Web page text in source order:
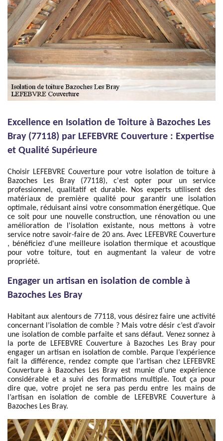
Excellence en Isolation de Toiture à Bazoches Les
Bray (77118) par LEFEBVRE Couverture : Expertise
et Qualité Supérieure
Choisir LEFEBVRE Couverture pour votre isolation de toiture à
Bazoches Les Bray (77118), c'est opter pour un service
professionnel, qualitatif et durable. Nos experts utilisent des
matériaux de première qualité pour garantir une isolation
optimale, réduisant ainsi votre consommation énergétique. Que
ce soit pour une nouvelle construction, une rénovation ou une
amélioration de l'isolation existante, nous mettons à votre
service notre savoir-faire de 20 ans. Avec LEFEBVRE Couverture
, bénéficiez d'une meilleure isolation thermique et acoustique
pour votre toiture, tout en augmentant la valeur de votre
propriété.
Engager un artisan en isolation de comble à
Bazoches Les Bray
Habitant aux alentours de 77118, vous désirez faire une activité
concernant l’isolation de comble ? Mais votre désir c’est d’avoir
une isolation de comble parfaite et sans défaut. Venez sonnez à
la porte de LEFEBVRE Couverture à Bazoches Les Bray pour
engager un artisan en isolation de comble. Parque l’expérience
fait la différence, rendez compte que l’artisan chez LEFEBVRE
Couverture à Bazoches Les Bray est munie d’une expérience
considérable et a suivi des formations multiple. Tout ça pour
dire que, votre projet ne sera pas perdu entre les mains de
l’artisan en isolation de comble de LEFEBVRE Couverture à
Bazoches Les Bray.